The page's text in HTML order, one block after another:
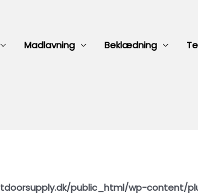
Madlavning Beklædning
public_html/wp-content/